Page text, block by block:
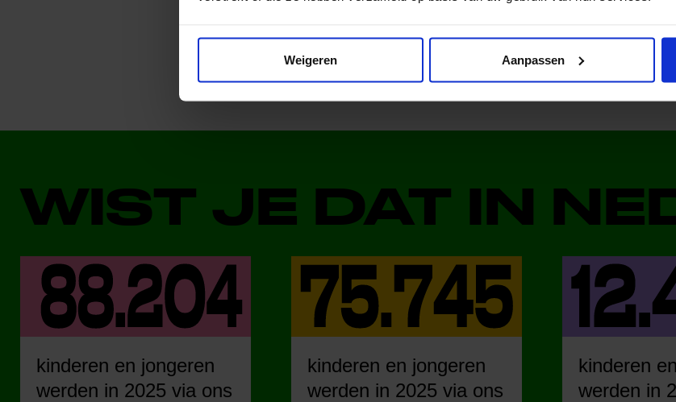
Weigeren Aanpassen
Deel dit bericht op social media!
WIST JE DAT IN
kinderen en jongeren
werden in 2025 via ons
kinderen en jongeren
werden in 2025 via ons
kinderen
werden in